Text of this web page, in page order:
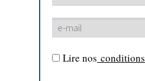
Lire nos conditions